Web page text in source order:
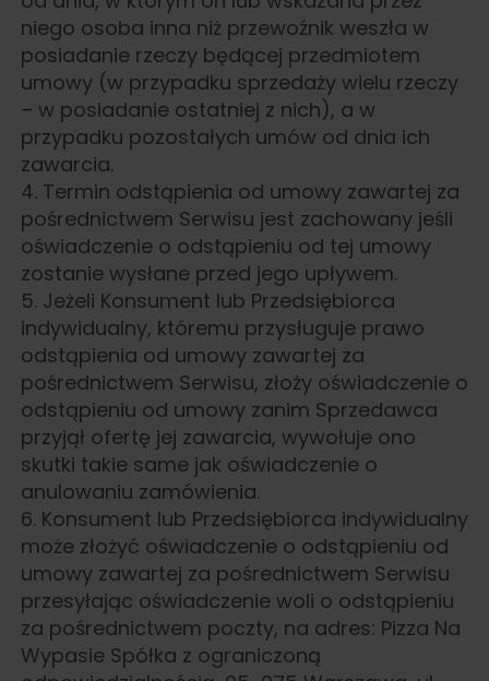
niego osoba inna niż przewoźnik weszła w
posiadanie rzeczy będącej przedmiotem
umowy (w przypadku sprzedaży wielu rzeczy
– w posiadanie ostatniej z nich), a w
przypadku pozostałych umów od dnia ich
zawarcia.
4. Termin odstąpienia od umowy zawartej za
pośrednictwem Serwisu jest zachowany jeśli
oświadczenie o odstąpieniu od tej umowy
zostanie wysłane przed jego upływem.
5. Jeżeli Konsument lub Przedsiębiorca
indywidualny, któremu przysługuje prawo
odstąpienia od umowy zawartej za
pośrednictwem Serwisu, złoży oświadczenie o
odstąpieniu od umowy zanim Sprzedawca
przyjął ofertę jej zawarcia, wywołuje ono
skutki takie same jak oświadczenie o
anulowaniu zamówienia.
6. Konsument lub Przedsiębiorca indywidualny
może złożyć oświadczenie o odstąpieniu od
umowy zawartej za pośrednictwem Serwisu
przesyłając oświadczenie woli o odstąpieniu
za pośrednictwem poczty, na adres: Pizza Na
Wypasie Spółka z ograniczoną